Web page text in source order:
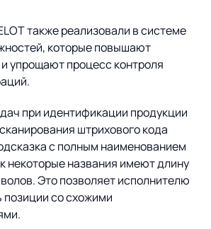
также реализовали в системе
которые повышают
упрощают процесс контроля
при идентификации продукции
штрихового кода
с полным наименованием
некоторые названия имеют длину
Это позволяет исполнителю
позиции со схожими